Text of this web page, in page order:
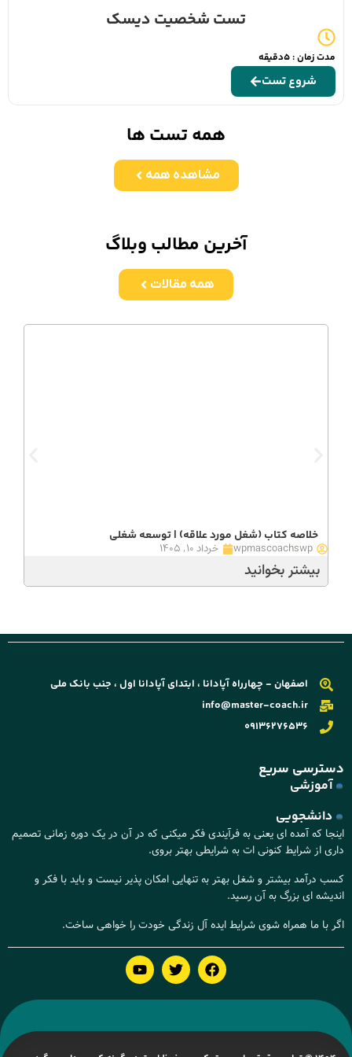
تست شخصیت دیسک
مدت زمان : 5دقیقه
شروع تست
همه تست ها
مشاهده همه
آخرین مطالب وبلاگ
همه مقالات
خلاصه کتاب (شغل مورد علاقه) | توسعه شغلی
wpmascoachswp خرداد ۱۰, ۱۴۰۵
بیشتر بخوانید
اصفهان - چهارراه آپادانا ، ابتدای آپادانا اول ، جنب بانک ملی
info@master-coach.ir
09136276536
دسترسی سریع
آموزشی
دانشجویی
اینجا که آمده ای یعنی به فرآیندی فکر میکنی که در آن در یک دوره زمانی تصمیم
داری از شرایط کنونی ات به شرایطی بهتر بروی.
کسب درآمد بیشتر و شغل بهتر به تنهایی امکان پذیر نیست و باید با فکر و
اندیشه ای بزرگ به آن رسید.
اگر با ما همراه شوی شرایط ایده آل زندگی خودت را خواهی ساخت.